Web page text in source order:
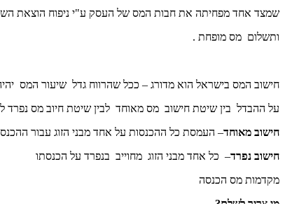
שמצד אחד מפחיתה את חבות המס של העסק ע"י ניפוח הוצאת
ותשלום מס מופחת .
חישוב המס בישראל הוא מדורג – ככל שהרווח גדל שיעור המס
על ההבדל בין שיטת חישוב מס מאוחד לבין שיטת חיוב מס נפרד
חישוב מאוחד– העמסת כל ההכנסות על אחד מבני הזוג עבור
חישוב נפרד– כל אחד מבני הזוג מחוייב בנפרד על הכנסתו
מקדמות מס הכנסה